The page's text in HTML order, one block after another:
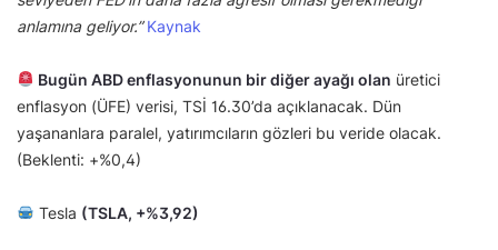
anlamına geliyor.”Kaynak
Bugün ABD enflasyonunun bir diğer ayağı olan üretici
enflasyon (ÜFE) verisi, TSİ 16.30’da açıklanacak. Dün
yaşananlara paralel, yatırımcıların gözleri bu veride olacak.
(Beklenti: +%0,4)
Tesla (TSLA, +%3,92)